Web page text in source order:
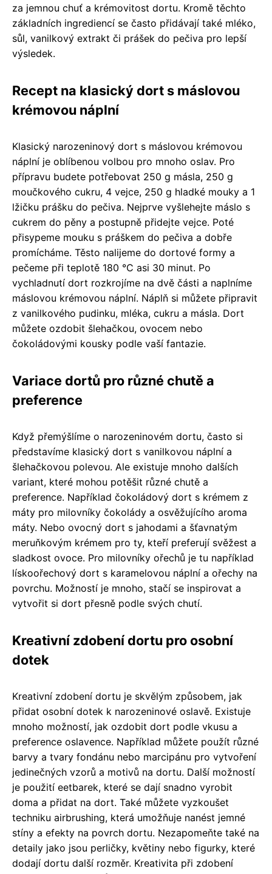
za jemnou chuť a krémovitost dortu. Kromě těchto
základních ingrediencí se často přidávají také mléko,
sůl, vanilkový extrakt či prášek do pečiva pro lepší
výsledek.
Recept na klasický dort s máslovou
krémovou náplní
Klasický narozeninový dort s máslovou krémovou
náplní je oblíbenou volbou pro mnoho oslav. Pro
přípravu budete potřebovat 250 g másla, 250 g
moučkového cukru, 4 vejce, 250 g hladké mouky a 1
lžičku prášku do pečiva. Nejprve vyšlehejte máslo s
cukrem do pěny a postupně přidejte vejce. Poté
přisypeme mouku s práškem do pečiva a dobře
promícháme. Těsto nalijeme do dortové formy a
pečeme při teplotě 180 °C asi 30 minut. Po
vychladnutí dort rozkrojíme na dvě části a naplníme
máslovou krémovou náplní. Náplň si můžete připravit
z vanilkového pudinku, mléka, cukru a másla. Dort
můžete ozdobit šlehačkou, ovocem nebo
čokoládovými kousky podle vaší fantazie.
Variace dortů pro různé chutě a
preference
Když přemýšlíme o narozeninovém dortu, často si
představíme klasický dort s vanilkovou náplní a
šlehačkovou polevou. Ale existuje mnoho dalších
variant, které mohou potěšit různé chutě a
preference. Například čokoládový dort s krémem z
máty pro milovníky čokolády a osvěžujícího aroma
máty. Nebo ovocný dort s jahodami a šťavnatým
meruňkovým krémem pro ty, kteří preferují svěžest a
sladkost ovoce. Pro milovníky ořechů je tu například
lískoořechový dort s karamelovou náplní a ořechy na
povrchu. Možností je mnoho, stačí se inspirovat a
vytvořit si dort přesně podle svých chutí.
Kreativní zdobení dortu pro osobní
dotek
Kreativní zdobení dortu je skvělým způsobem, jak
přidat osobní dotek k narozeninové oslavě. Existuje
mnoho možností, jak ozdobit dort podle vkusu a
preference oslavence. Například můžete použít různé
barvy a tvary fondánu nebo marcipánu pro vytvoření
jedinečných vzorů a motivů na dortu. Další možností
je použití eetbarek, které se dají snadno vyrobit
doma a přidat na dort. Také můžete vyzkoušet
techniku airbrushing, která umožňuje nanést jemné
stíny a efekty na povrch dortu. Nezapomeňte také na
detaily jako jsou perličky, květiny nebo figurky, které
dodají dortu další rozměr. Kreativita při zdobení